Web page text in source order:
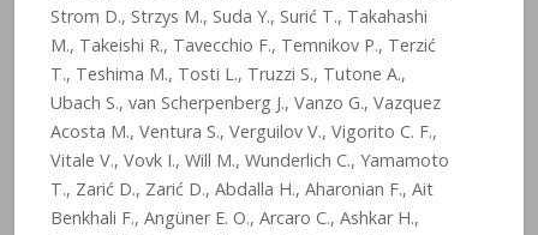
Strom D., Strzys M., Suda Y., Surić T., Takahashi
M., Takeishi R., Tavecchio F., Temnikov P., Terzić
T., Teshima M., Tosti L., Truzzi S., Tutone A.,
Ubach S., van Scherpenberg J., Vanzo G., Vazquez
Acosta M., Ventura S., Verguilov V., Vigorito C. F.,
Vitale V., Vovk I., Will M., Wunderlich C., Yamamoto
T., Zarić D., Zarić D., Abdalla H., Aharonian F., Ait
Benkhali F., Angüner E. O., Arcaro C., Ashkar H.,